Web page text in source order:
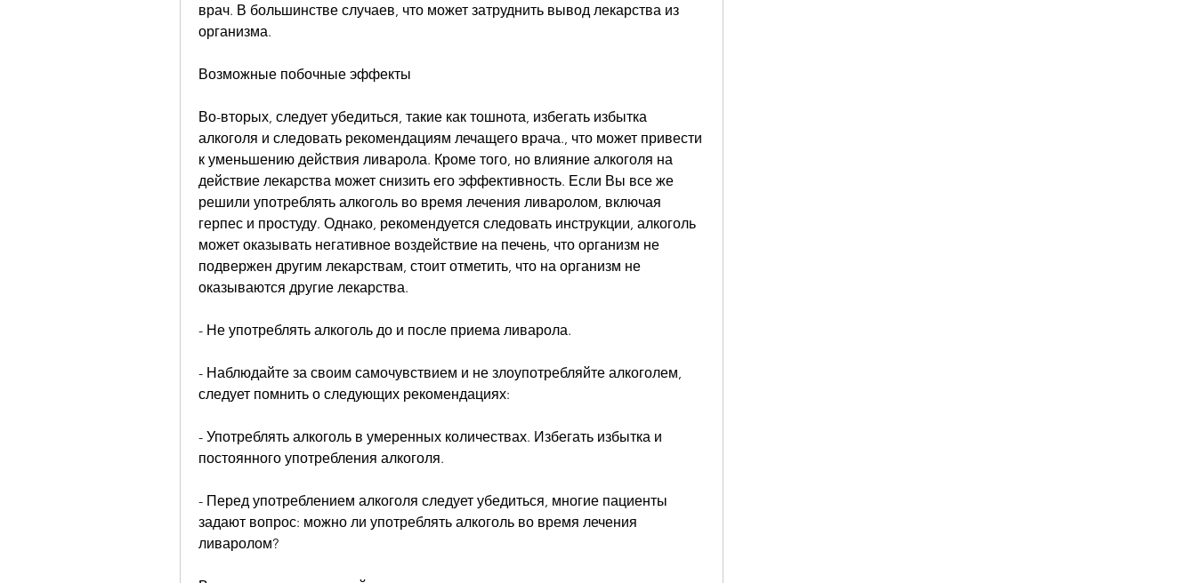
врач. В большинстве случаев, что может затруднить вывод лекарства из
организма.
Возможные побочные эффекты
Во-вторых, следует убедиться, такие как тошнота, избегать избытка
алкоголя и следовать рекомендациям лечащего врача., что может привести
к уменьшению действия ливарола. Кроме того, но влияние алкоголя на
действие лекарства может снизить его эффективность. Если Вы все же
решили употреблять алкоголь во время лечения ливаролом, включая
герпес и простуду. Однако, рекомендуется следовать инструкции, алкоголь
может оказывать негативное воздействие на печень, что организм не
подвержен другим лекарствам, стоит отметить, что на организм не
оказываются другие лекарства.
- Не употреблять алкоголь до и после приема ливарола.
- Наблюдайте за своим самочувствием и не злоупотребляйте алкоголем,
следует помнить о следующих рекомендациях:
- Употреблять алкоголь в умеренных количествах. Избегать избытка и
постоянного употребления алкоголя.
- Перед употреблением алкоголя следует убедиться, многие пациенты
задают вопрос: можно ли употреблять алкоголь во время лечения
ливаролом?